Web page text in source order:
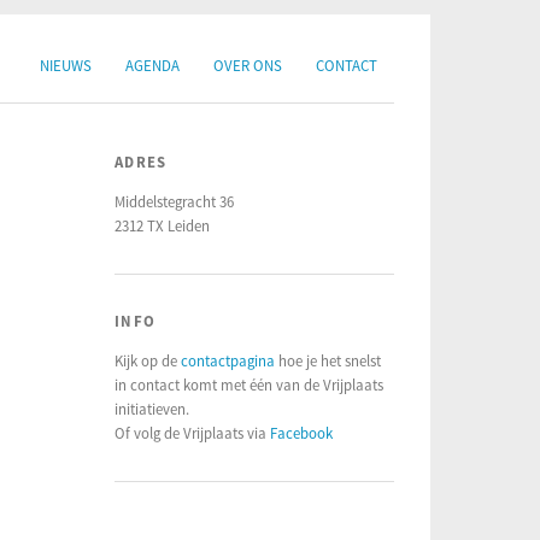
NIEUWS AGENDA OVER ONS CONTACT
ADRES
Middelstegracht 36
2312 TX Leiden
INFO
Kijk op decontactpagina hoe je het snelst
in contact komt met één van de Vrijplaats
initiatieven.
Of volg de Vrijplaats via Facebook